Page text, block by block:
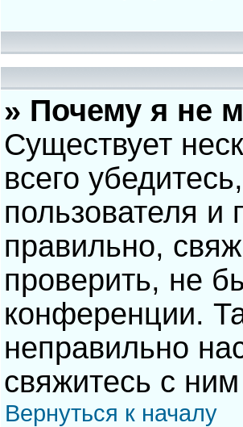
» Почему я не
Существует
всего
пользователя
правильно,
проверить, не
конференции.
неправильно
свяжитесь с
Вернуться к началу